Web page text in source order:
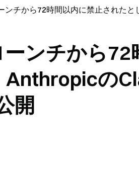
ンチから72時間以内に禁止された
ンチから72
の
開